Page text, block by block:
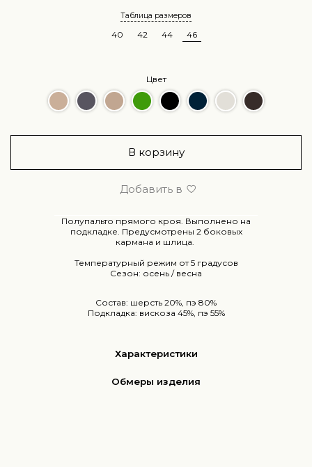
Таблица размеров
40 42 44 46
Цвет
В корзину
Добавить в
Полупальто прямого кроя. Выполнено на
подкладке. Предусмотрены 2 боковых
кармана и шлица.
Температурный режим от 5 градусов
Сезон: осень / весна
Состав: шерсть 20%, пэ 80%
Подкладка: вискоза 45%, пэ 55%
Характеристики
Обмеры изделия